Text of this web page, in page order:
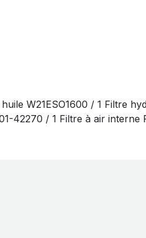
W21ESO1600 / 1 Filtre
42270 / 1 Filtre à air